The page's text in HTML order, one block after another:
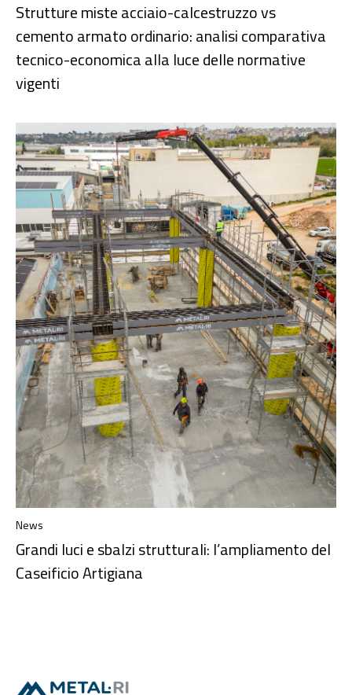
Strutture miste acciaio-calcestruzzo vs
cemento armato ordinario: analisi comparativa
tecnico-economica alla luce delle normative
vigenti
News
Grandi luci e sbalzi strutturali: l’ampliamento del
Caseificio Artigiana